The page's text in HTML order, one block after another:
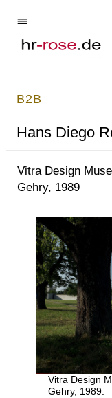
B2B
Hans Diego
Vitra Design
Gehry, 1989
Vitra Design
Gehry, 1989.